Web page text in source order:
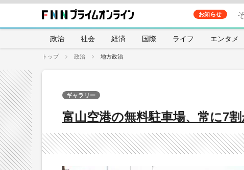
お知らせ
政治 社会 経済 国際 ライフ エンタメ
トップ 政治 地方政治
富山空港の無料駐車場、常に7
ギャラリー